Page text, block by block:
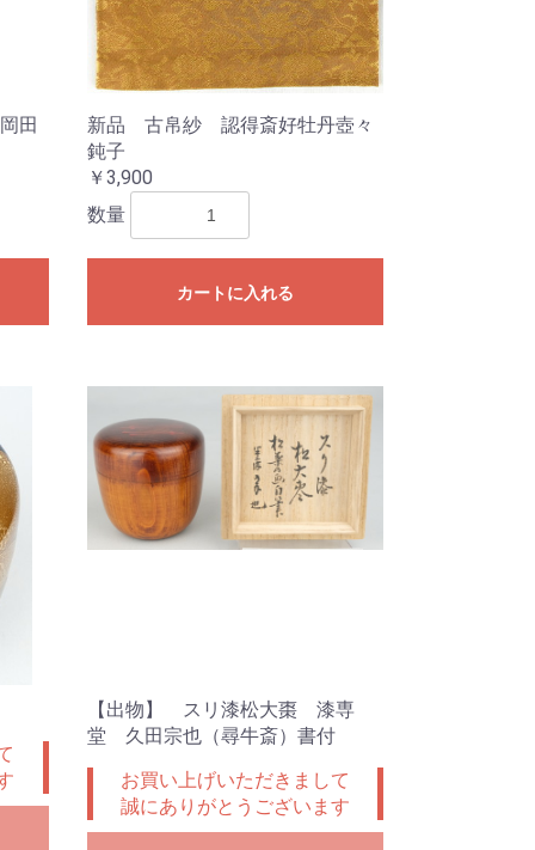
田
新品 古帛紗 認得斎好牡丹壺々
鈍子
￥3,900
数量
カートに入れる
【出物】 スリ漆松大棗 漆専
堂 久田宗也（尋牛斎）書付
お買い上げいただきまして
誠にありがとうございます